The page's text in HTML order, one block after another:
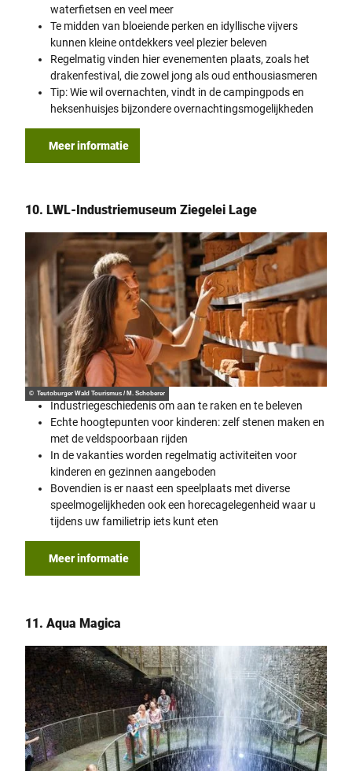
waterfietsen en veel meer
Te midden van bloeiende perken en idyllische vijvers
kunnen kleine ontdekkers veel plezier beleven
Regelmatig vinden hier evenementen plaats, zoals het
drakenfestival, die zowel jong als oud enthousiasmeren
Tip: Wie wil overnachten, vindt in de campingpods en
heksenhuisjes bijzondere overnachtingsmogelijkheden
Meer informatie
10. LWL-Industriemuseum Ziegelei Lage
© Teutoburger Wald Tourismus / M. Schoberer
Industriegeschiedenis om aan te raken en te beleven
Echte hoogtepunten voor kinderen: zelf stenen maken en
met de veldspoorbaan rijden
In de vakanties worden regelmatig activiteiten voor
kinderen en gezinnen aangeboden
Bovendien is er naast een speelplaats met diverse
speelmogelijkheden ook een horecagelegenheid waar u
tijdens uw familietrip iets kunt eten
Meer informatie
11. Aqua Magica